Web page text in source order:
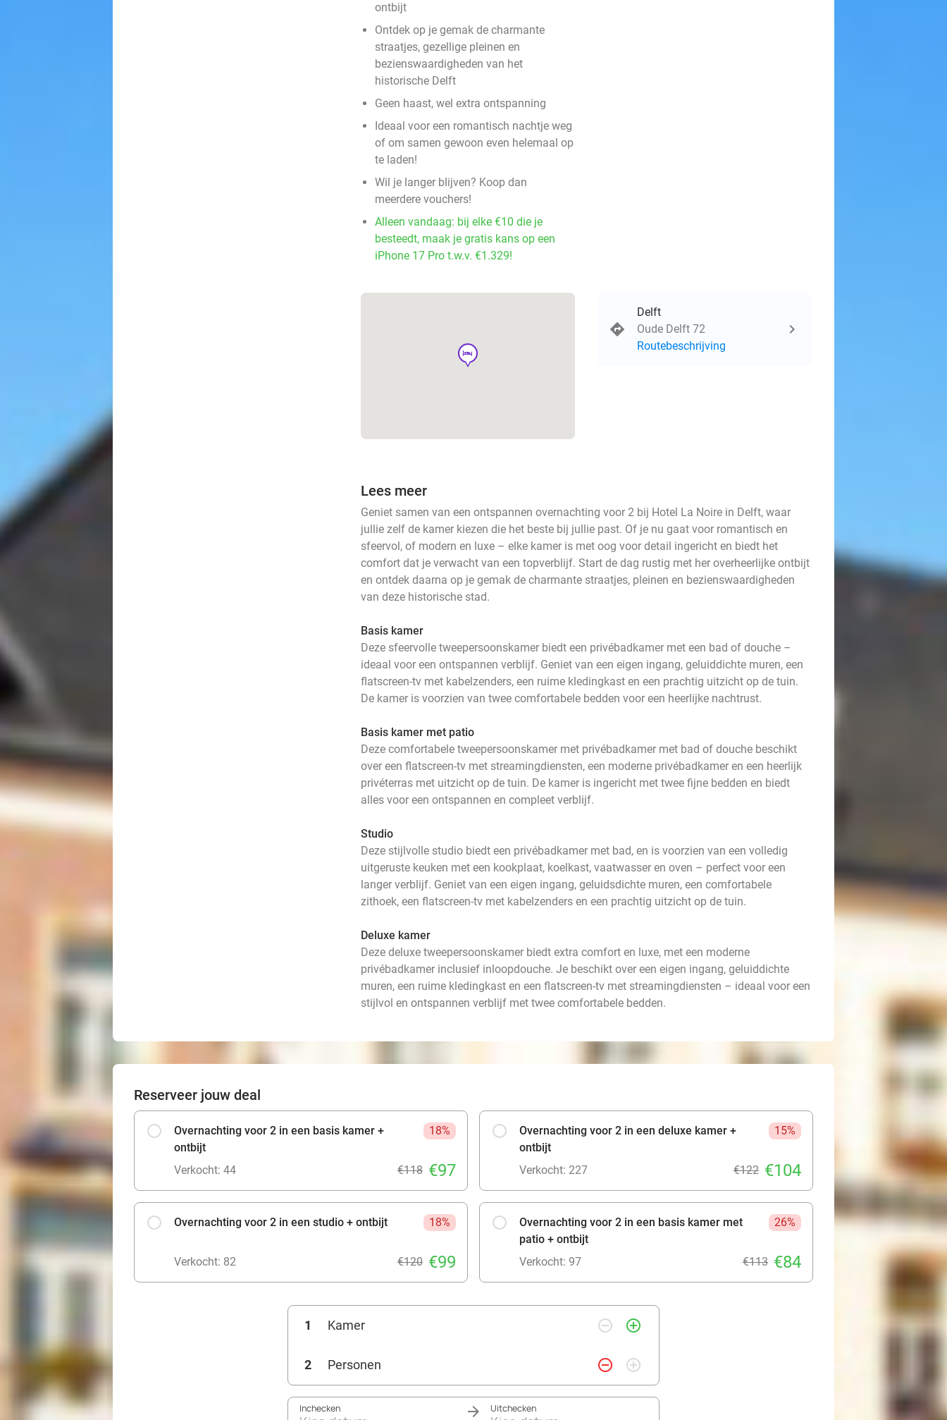
ontbijt
Ontdek op je gemak de charmante
straatjes, gezellige pleinen en
bezienswaardigheden van het
historische Delft
Geen haast, wel extra ontspanning
Ideaal voor een romantisch nachtje weg
of om samen gewoon even helemaal op
te laden!
Wil je langer blijven? Koop dan
meerdere vouchers!
Alleen vandaag: bij elke €10 die je
besteedt, maak je gratis kans op een
iPhone 17 Pro t.w.v. €1.329!
hotel
Delft
Oude Delft 72
Routebeschrijving
Lees meer
Geniet samen van een ontspannen overnachting voor 2 bij Hotel La Noire in Delft, waar
jullie zelf de kamer kiezen die het beste bij jullie past. Of je nu gaat voor romantisch en
sfeervol, of modern en luxe – elke kamer is met oog voor detail ingericht en biedt het
comfort dat je verwacht van een topverblijf. Start de dag rustig met her overheerlijke ontbijt
en ontdek daarna op je gemak de charmante straatjes, pleinen en bezienswaardigheden
van deze historische stad.
Basis kamer
Deze sfeervolle tweepersoonskamer biedt een privébadkamer met een bad of douche –
ideaal voor een ontspannen verblijf. Geniet van een eigen ingang, geluiddichte muren, een
flatscreen-tv met kabelzenders, een ruime kledingkast en een prachtig uitzicht op de tuin.
De kamer is voorzien van twee comfortabele bedden voor een heerlijke nachtrust.
Basis kamer met patio
Deze comfortabele tweepersoonskamer met privébadkamer met bad of douche beschikt
over een flatscreen-tv met streamingdiensten, een moderne privébadkamer en een heerlijk
privéterras met uitzicht op de tuin. De kamer is ingericht met twee fijne bedden en biedt
alles voor een ontspannen en compleet verblijf.
Studio
Deze stijlvolle studio biedt een privébadkamer met bad, en is voorzien van een volledig
uitgeruste keuken met een kookplaat, koelkast, vaatwasser en oven – perfect voor een
langer verblijf. Geniet van een eigen ingang, geluidsdichte muren, een comfortabele
zithoek, een flatscreen-tv met kabelzenders en een prachtig uitzicht op de tuin.
Deluxe kamer
Deze deluxe tweepersoonskamer biedt extra comfort en luxe, met een moderne
privébadkamer inclusief inloopdouche. Je beschikt over een eigen ingang, geluiddichte
muren, een ruime kledingkast en een flatscreen-tv met streamingdiensten – ideaal voor een
stijlvol en ontspannen verblijf met twee comfortabele bedden.
Reserveer jouw deal
Overnachting voor 2 in een basis kamer +
ontbijt
18%
Verkocht: 44 €118 €97
Overnachting voor 2 in een deluxe kamer +
ontbijt
15%
Verkocht: 227 €122 €104
Overnachting voor 2 in een studio + ontbijt 18%
Verkocht: 82 €120 €99
Overnachting voor 2 in een basis kamer met
patio + ontbijt
26%
Verkocht: 97 €113 €84
1 Kamer remove_circle_outline add_circle_outline
2 Personen remove_circle_outline add_circle_outline
Inchecken Uitchecken